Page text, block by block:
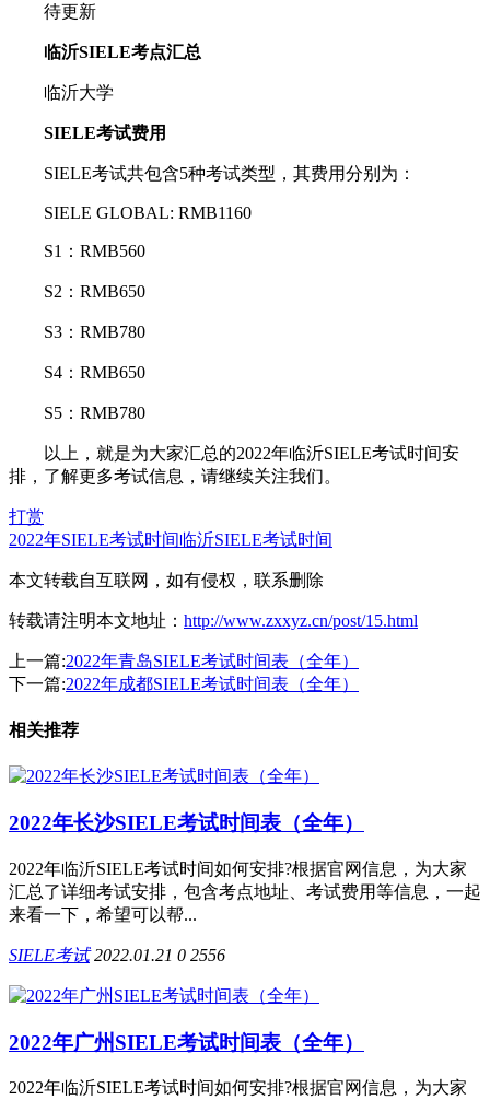
待更新
临沂SIELE考点汇总
临沂大学
SIELE考试费用
SIELE考试共包含5种考试类型，其费用分别为：
SIELE GLOBAL: RMB1160
S1：RMB560
S2：RMB650
S3：RMB780
S4：RMB650
S5：RMB780
以上，就是为大家汇总的2022年临沂SIELE考试时间安
排，了解更多考试信息，请继续关注我们。
打赏
2022年SIELE考试时间临沂SIELE考试时间
本文转载自互联网，如有侵权，联系删除
转载请注明本文地址： http://www.zxxyz.cn/post/15.html
上一篇:2022年青岛SIELE考试时间表（全年）
下一篇:2022年成都SIELE考试时间表（全年）
相关推荐
2022年长沙SIELE考试时间表（全年）
2022年临沂SIELE考试时间如何安排?根据官网信息，为大家
汇总了详细考试安排，包含考点地址、考试费用等信息，一起
来看一下，希望可以帮...
SIELE考试 2022.01.21 0 2556
2022年广州SIELE考试时间表（全年）
2022年临沂SIELE考试时间如何安排?根据官网信息，为大家